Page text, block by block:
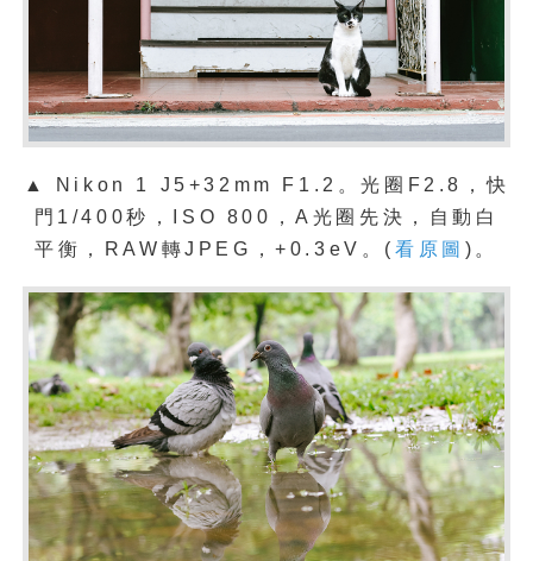
▲ Nikon 1 J5+32mm F1.2。光圈F2.8，快
門1/400秒，ISO 800，A光圈先決，自動白
平衡，RAW轉JPEG，+0.3eV。( 看原圖 )。